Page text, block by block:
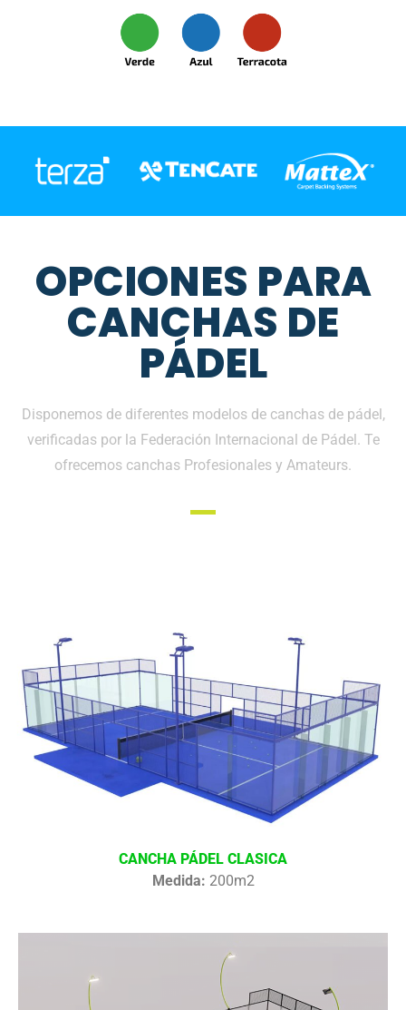
OPCIONES PARA
CANCHAS DE
PÁDEL
Disponemos de diferentes modelos de canchas de pádel,
verificadas por la Federación Internacional de Pádel. Te
ofrecemos canchas Profesionales y Amateurs.
CANCHA PÁDEL CLASICA
Medida: 200m2